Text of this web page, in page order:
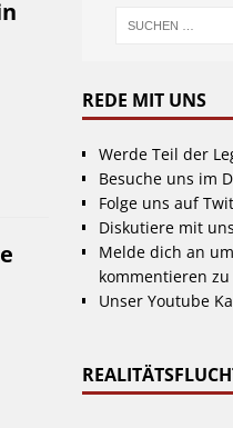
REDE MIT UNS
Werde Teil der
Besuche uns im
Folge uns auf
Diskutiere mit
Melde dich an
kommentieren
Unser Youtube